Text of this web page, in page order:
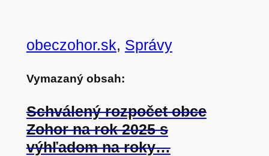
obeczohor.sk, Správy
Vymazaný obsah:
Schválený rozpočet obce
Zohor na rok 2025 s
výhľadom na roky…